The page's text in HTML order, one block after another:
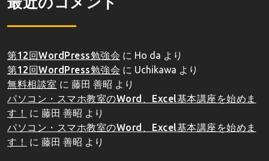
第12回WordPress勉強会 に Ho da より
第12回WordPress勉強会 に Uchikawa より
無料相談室 に 藤田 善昭 より
パソコン・スマホ教室のWord、Excel基本講座を始めま
す！
に 藤田 善昭 より
パソコン・スマホ教室のWord、Excel基本講座を始めま
す！
に 藤田 善昭 より